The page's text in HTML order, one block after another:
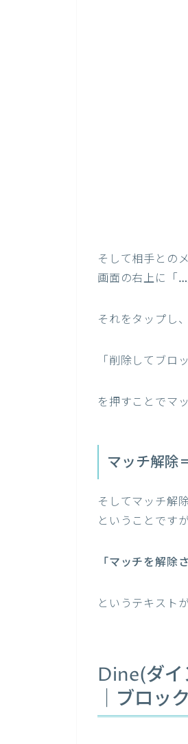
そして相手との
画面の右上に「…
それをタップし、
「削除してブロッ
を押すことでマ
マッチ解除
そしてマッチ解
ということです
「マッチを解除
というテキスト
Dine(ダイ
｜ブロッ